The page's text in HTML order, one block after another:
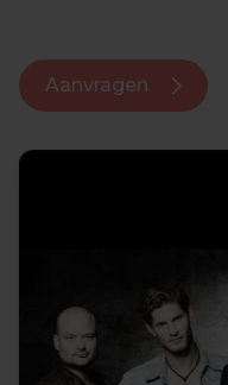
Aanvragen